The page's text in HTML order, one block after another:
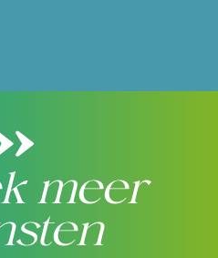
meer